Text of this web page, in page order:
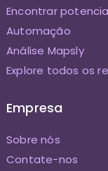
Encontrar
Automação
Análise Mapsly
Explore todos os
Empresa
Sobre nós
Contate-nos